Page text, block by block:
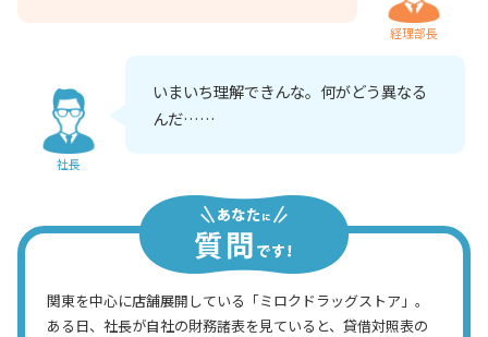
経理部長
社長
いまいち理解できんな。何がどう異なる
んだ……
関東を中心に店舗展開している「ミロクドラッグストア」。
ある日、社長が自社の財務諸表を見ていると、貸借対照表の